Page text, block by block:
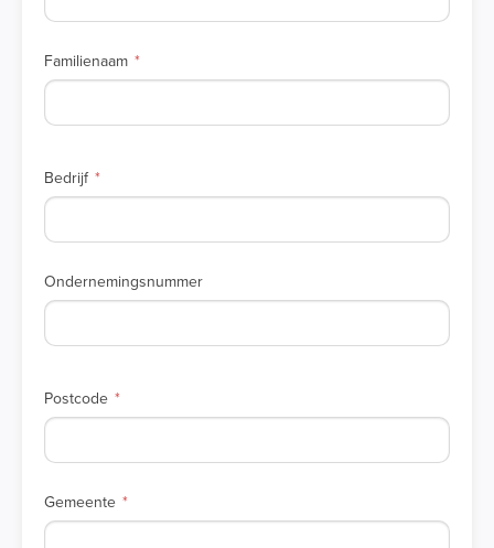
Familienaam
Bedrijf
Ondernemingsnummer
Postcode
Gemeente